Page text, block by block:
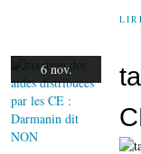
6 nov.